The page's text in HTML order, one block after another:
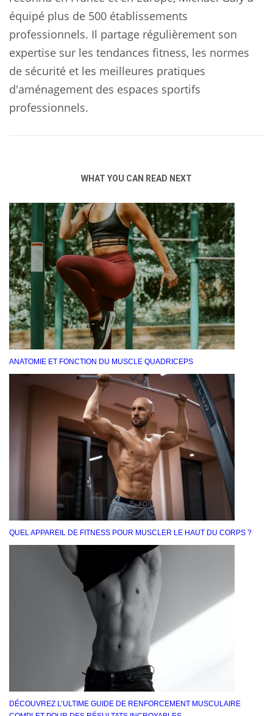
équipé plus de 500 établissements
professionnels. Il partage régulièrement son
expertise sur les tendances fitness, les normes
de sécurité et les meilleures pratiques
d'aménagement des espaces sportifs
professionnels.
WHAT YOU CAN READ NEXT
ANATOMIE ET ​​FONCTION DU MUSCLE QUADRICEPS
QUEL APPAREIL DE FITNESS POUR MUSCLER LE HAUT DU CORPS ?
DÉCOUVREZ L’ULTIME GUIDE DE RENFORCEMENT MUSCULAIRE